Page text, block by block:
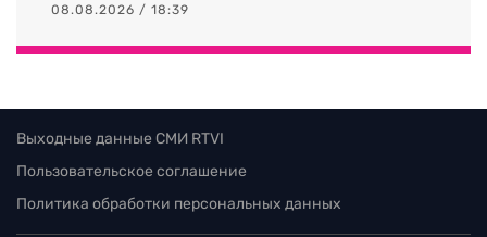
08.08.2026 / 18:39
Выходные данные СМИ RTVI
Пользовательское соглашение
Политика обработки персональных данных